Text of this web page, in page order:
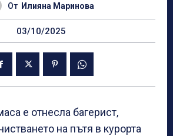
От Илияна Маринова
03/10/2025
е отнесла багерист,
на пътя в курорта